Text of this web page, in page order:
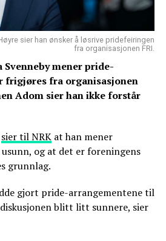
sier han ønsker å løsrive pridefeiringen
fra organisasjonen FRI.
mener pride-
frigjøres fra organisasjonen
Adom sier han ikke forstår
sier til NRKat han mener
og at det er foreningens
grunnlag.
gjort pride-arrangementene til
blitt litt sunnere, sier